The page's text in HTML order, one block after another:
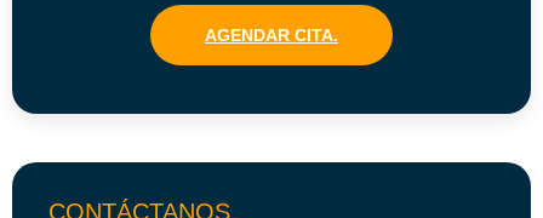
AGENDAR CITA.
CONTÁCTANOS.